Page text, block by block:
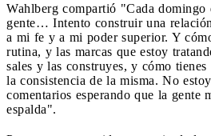
Wahlberg compartió "Cada domingo
gente… Intento construir una
a mi fe y a mi poder superior. Y
rutina, y las marcas que estoy
sales y las construyes, y cómo
la consistencia de la misma. No
comentarios esperando que la gente
espalda".